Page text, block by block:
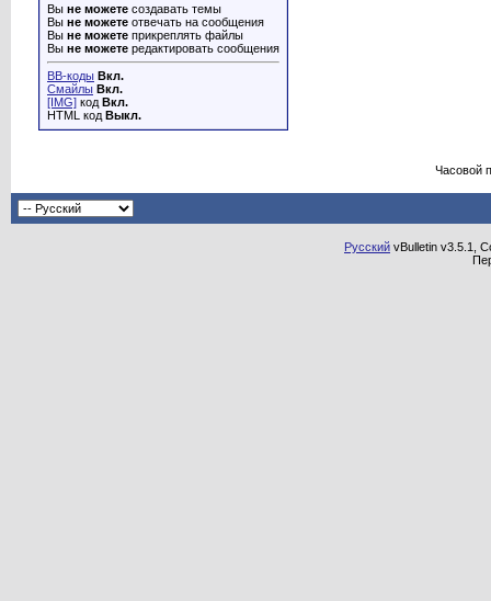
Вы не можете создавать темы
Вы не можете отвечать на сообщения
Вы не можете прикреплять файлы
Вы не можете редактировать сообщения
BB-коды Вкл.
Смайлы Вкл.
[IMG] код Вкл.
HTML код Выкл.
Часовой
Русский vBulletin v3.5.1,